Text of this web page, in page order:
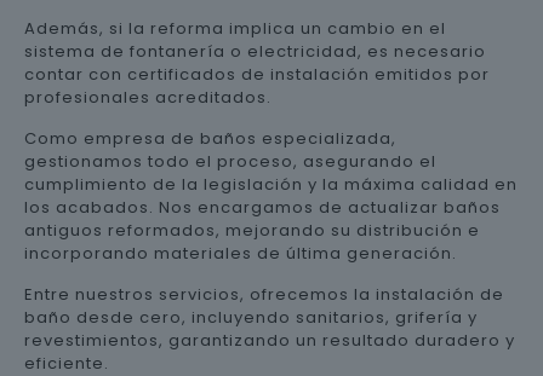
Además, si la reforma implica un cambio en el
sistema de fontanería o electricidad, es necesario
contar con certificados de instalación emitidos por
profesionales acreditados.
Como empresa de baños especializada,
gestionamos todo el proceso, asegurando el
cumplimiento de la legislación y la máxima calidad en
los acabados. Nos encargamos de actualizar baños
antiguos reformados, mejorando su distribución e
incorporando materiales de última generación.
Entre nuestros servicios, ofrecemos la instalación de
baño desde cero, incluyendo sanitarios, grifería y
revestimientos, garantizando un resultado duradero y
eficiente.